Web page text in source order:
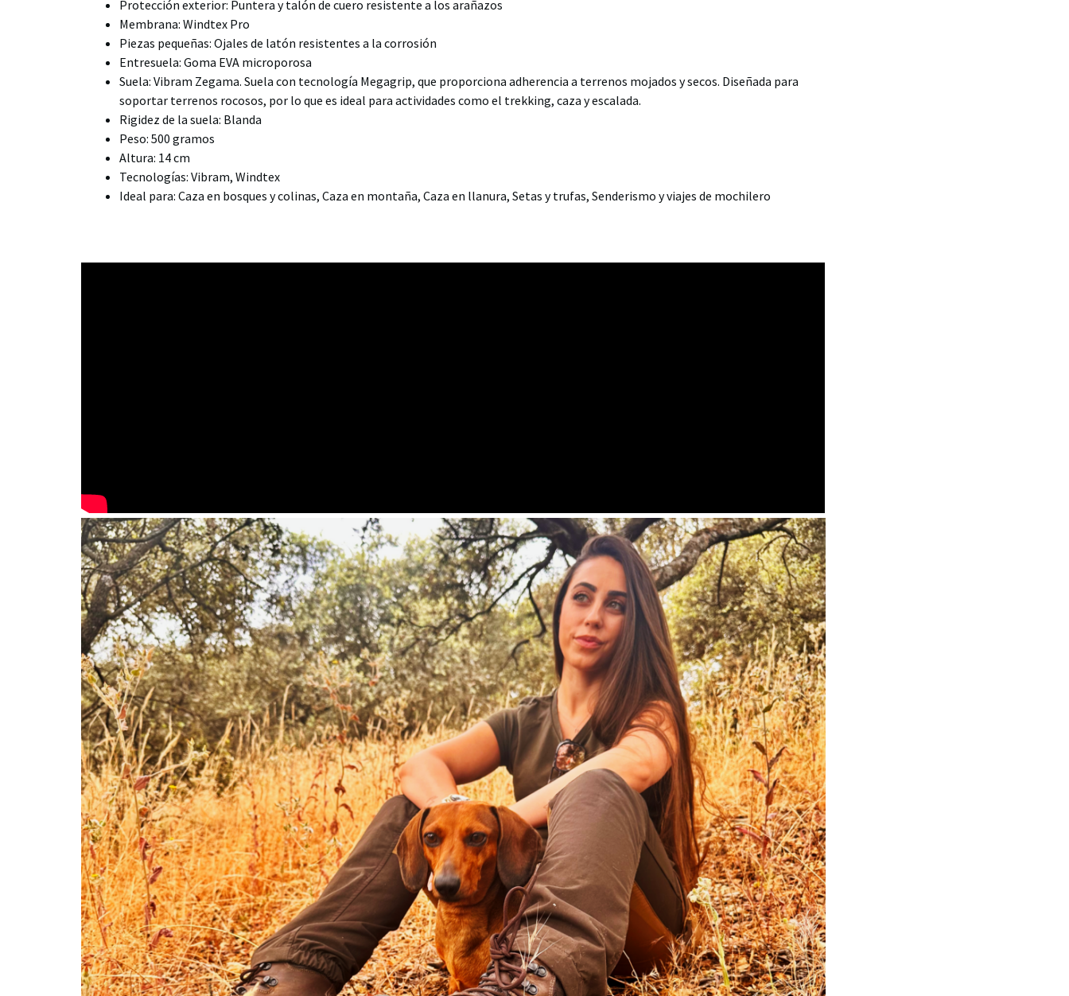
Protección exterior: Puntera y talón de cuero resistente a los arañazos
Membrana: Windtex Pro
Piezas pequeñas: Ojales de latón resistentes a la corrosión
Entresuela: Goma EVA microporosa
Suela: Vibram Zegama. Suela con tecnología Megagrip, que proporciona adherencia a terrenos mojados y secos. Diseñada para
soportar terrenos rocosos, por lo que es ideal para actividades como el trekking, caza y escalada.
Rigidez de la suela: Blanda
Peso: 500 gramos
Altura: 14 cm
Tecnologías: Vibram, Windtex
Ideal para: Caza en bosques y colinas, Caza en montaña, Caza en llanura, Setas y trufas, Senderismo y viajes de mochilero